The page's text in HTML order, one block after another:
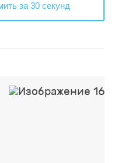
за 30 секунд